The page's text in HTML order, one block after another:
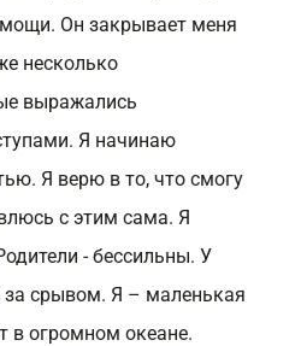
Он закрывает меня
несколько
выражались
Я начинаю
Я верю в то, что смогу
с этим сама. Я
- бессильны. У
за срывом. Я – маленькая
в огромном океане.